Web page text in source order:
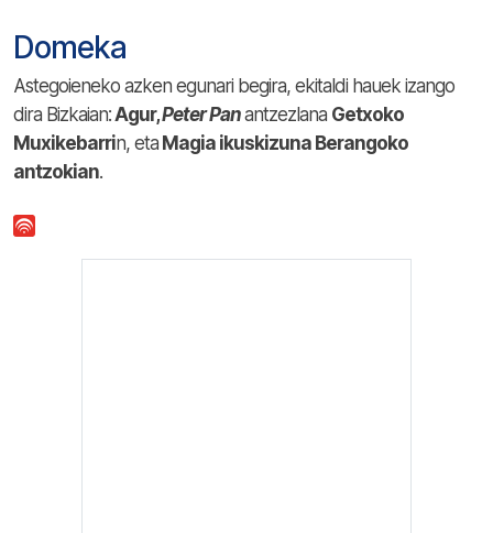
Domeka
Astegoieneko azken egunari begira, ekitaldi hauek izango
dira Bizkaian:Agur,Peter Panantzezlana Getxoko
Muxikebarrin, eta Magia ikuskizuna Berangoko
antzokian.